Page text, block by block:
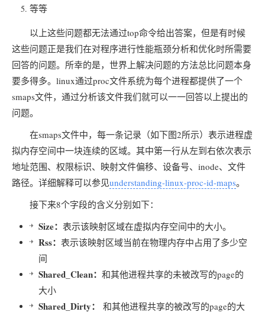
等等
以上这些问题都无法通过top命令给出答案，但是有时候
这些问题正是我们在对程序进行性能瓶颈分析和优化时所需要
回答的问题。所幸的是，世界上解决问题的方法总比问题本身
要多得多。linux通过proc文件系统为每个进程都提供了一个
smaps文件，通过分析该文件我们就可以一一回答以上提出的
问题。
在smaps文件中，每一条记录（如下图2所示）表示进程虚
拟内存空间中一块连续的区域。其中第一行从左到右依次表示
地址范围、权限标识、映射文件偏移、设备号、inode、文件
路径。详细解释可以参见understanding-linux-proc-id-maps。
接下来8个字段的含义分别如下：
Size： 表示该映射区域在虚拟内存空间中的大小。
Rss： 表示该映射区域当前在物理内存中占用了多少空
间
Shared_Clean： 和其他进程共享的未被改写的page的
大小
Shared_Dirty： 和其他进程共享的被改写的page的大